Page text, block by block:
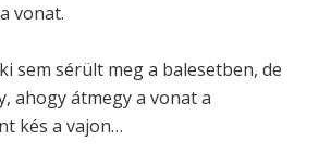
vonat.
sem sérült meg a balesetben, de
ahogy átmegy a vonat a
kés a vajon…